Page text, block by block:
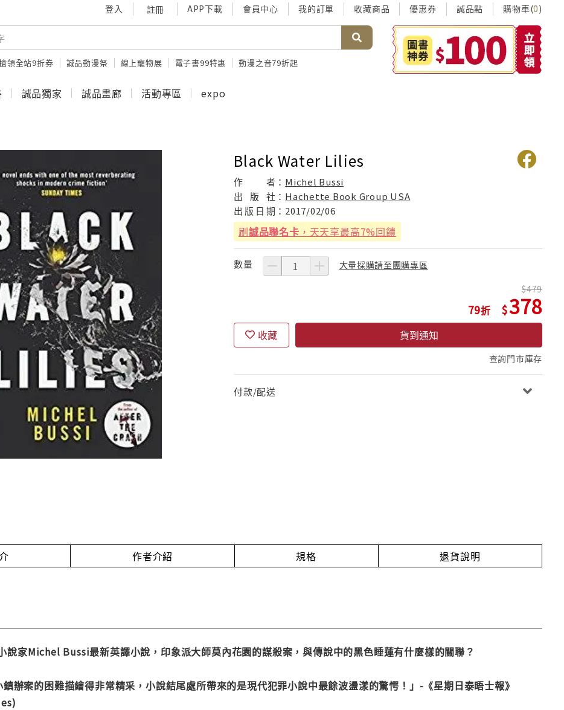
登入 註冊 APP下載 會員中心 我的訂單 收藏商品 優惠券 誠品點 購物車(0)
領全站9折券 誠品動漫祭 線上寵物展 電子書99特惠 動漫之音79折起
誠品獨家 誠品畫廊 活動專區 expo
Black Water Lilies
作 者： Michel Bussi
出
版 社： Hachette Book Group USA
出 版 日 期： 2017/02/06
刷誠品聯名卡 ，天天享最高7%回饋
數量 大量採購請至團購專區
79
479
378
收藏 貨到通知
查詢門市庫存
付款/配送
作者介紹 規格 退貨說明
說家Michel Bussi最新英譯小說，印象派大師莫內花園的謀殺案，與傳說中的黑色睡蓮有什麼樣的關聯？
鎮辦案的困難描繪得非常精采，小說結尾處所帶來的是現代犯罪小說中最餘波盪漾的驚愕！」-《星期日泰晤士報》